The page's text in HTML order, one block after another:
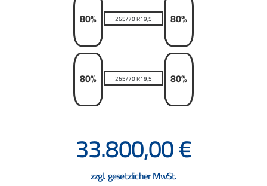
80% 265/70 R19,5 80%
80% 265/70 R19,5 80%
33.800,00 €
zzgl. gesetzlicher MwSt.